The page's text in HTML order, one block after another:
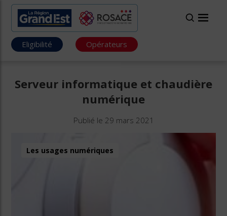
Eligibilité Opérateurs
Serveur informatique et chaudière
numérique
Publié le 29 mars 2021
Les usages numériques